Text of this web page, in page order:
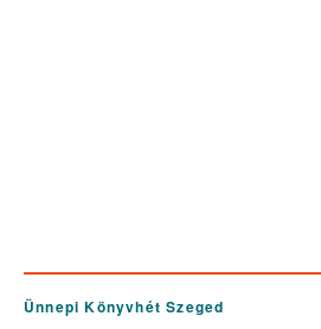
Ünnepi Könyvhét Szeged